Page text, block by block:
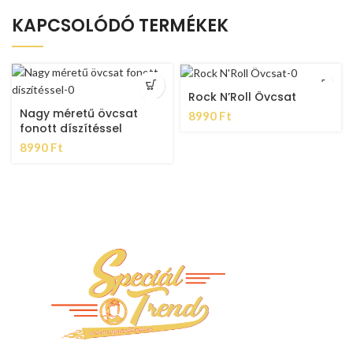
KAPCSOLÓDÓ TERMÉKEK
Nagy méretű övcsat
fonott díszítéssel
8990 Ft
Rock N’Roll Övcsat
8990 Ft